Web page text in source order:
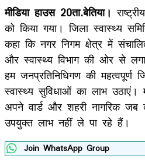
मीडिया हाउस 20ता.बेतिया।
को किया गया। जिला स्वास्थ्य
कहा कि नगर निगम क्षेत्र में
और स्वास्थ्य विभाग की ओर से
हम जनप्रतिनिधिगण की
स्वास्थ्य सुविधाओं का लाभ
अपने वार्ड और शहरी नागरिक
उपयुक्त लाभ नहीं ले पा रहे हैं।
Join WhatsApp Group